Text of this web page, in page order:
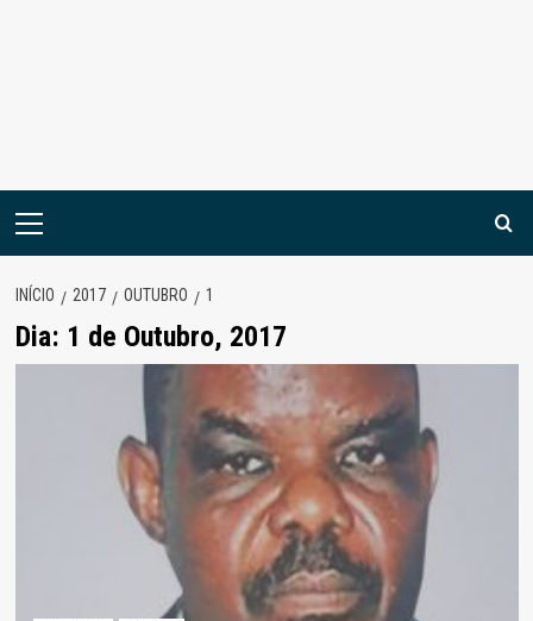
Menu
INÍCIO 2017 OUTUBRO 1
Dia: 1 de Outubro, 2017